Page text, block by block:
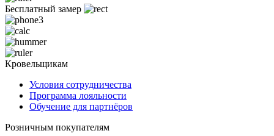
Бесплатный замер
Кровельщикам
Условия сотрудничества
Программа лояльности
Обучение для партнёров
Розничным покупателям